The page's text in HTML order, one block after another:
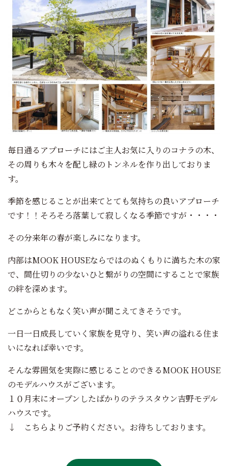
毎日通るアプローチにはご主人お気に入りのコナラの木、
その周りも木々を配し緑のトンネルを作り出しておりま
す。
季節を感じることが出来てとても気持ちの良いアプローチ
です！！そろそろ落葉して寂しくなる季節ですが・・・・
その分来年の春が楽しみになります。
内部はMOOK HOUSEならではのぬくもりに満ちた木の家
で、間仕切りの少ないひと繋がりの空間にすることで家族
の絆を深めます。
どこからともなく笑い声が聞こえてきそうです。
一日一日成長していく家族を見守り、笑い声の溢れる住ま
いになれば幸いです。
そんな雰囲気を実際に感じることのできるMOOK HOUSE
のモデルハウスがございます。
１０月末にオープンしたばかりのテラスタウン吉野モデル
ハウスです。
↓ こちらよりご予約ください。お待ちしております。